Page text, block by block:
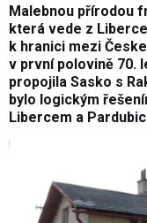
Malebnou přírodou
která vede z
k hranici mezi
v první polovině 70.
propojila Sasko s
bylo logickým
Libercem a